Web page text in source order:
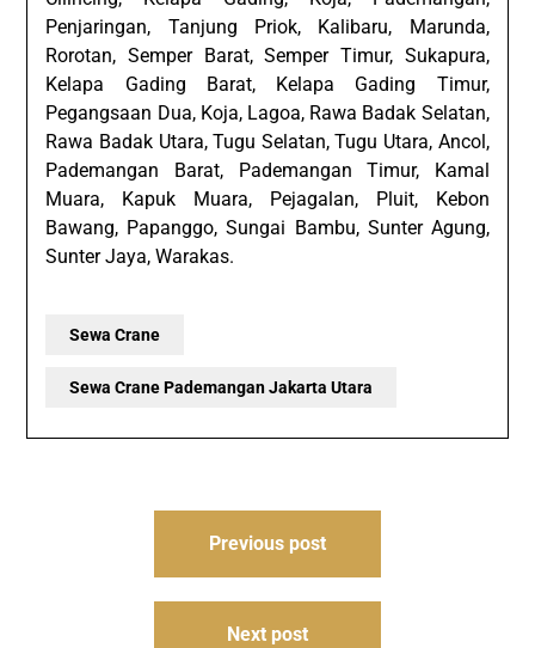
Penjaringan, Tanjung Priok, Kalibaru, Marunda,
Rorotan, Semper Barat, Semper Timur, Sukapura,
Kelapa Gading Barat, Kelapa Gading Timur,
Pegangsaan Dua, Koja, Lagoa, Rawa Badak Selatan,
Rawa Badak Utara, Tugu Selatan, Tugu Utara, Ancol,
Pademangan Barat, Pademangan Timur, Kamal
Muara, Kapuk Muara, Pejagalan, Pluit, Kebon
Bawang, Papanggo, Sungai Bambu, Sunter Agung,
Sunter Jaya, Warakas.
Sewa Crane
Sewa Crane Pademangan Jakarta Utara
Previous post
Next post